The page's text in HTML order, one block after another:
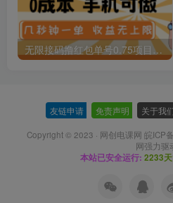
无限接码撸红包单号0.75项目无偿分享给你【揭秘】
友链申请 免责声明 关于我
Copyright © 2023 · 网创电课网 皖ICP
网强力驱
本站已安全运行: 2233